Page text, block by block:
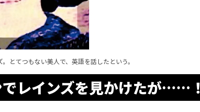
とてつもない美人で、英語を話したという。
でレインズを見かけたが……！